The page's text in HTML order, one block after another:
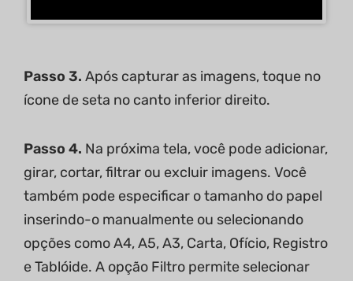
Passo 3. Após capturar as imagens, toque no
ícone de seta no canto inferior direito.
Passo 4. Na próxima tela, você pode adicionar,
girar, cortar, filtrar ou excluir imagens. Você
também pode especificar o tamanho do papel
inserindo-o manualmente ou selecionando
opções como A4, A5, A3, Carta, Ofício, Registro
e Tablóide. A opção Filtro permite selecionar